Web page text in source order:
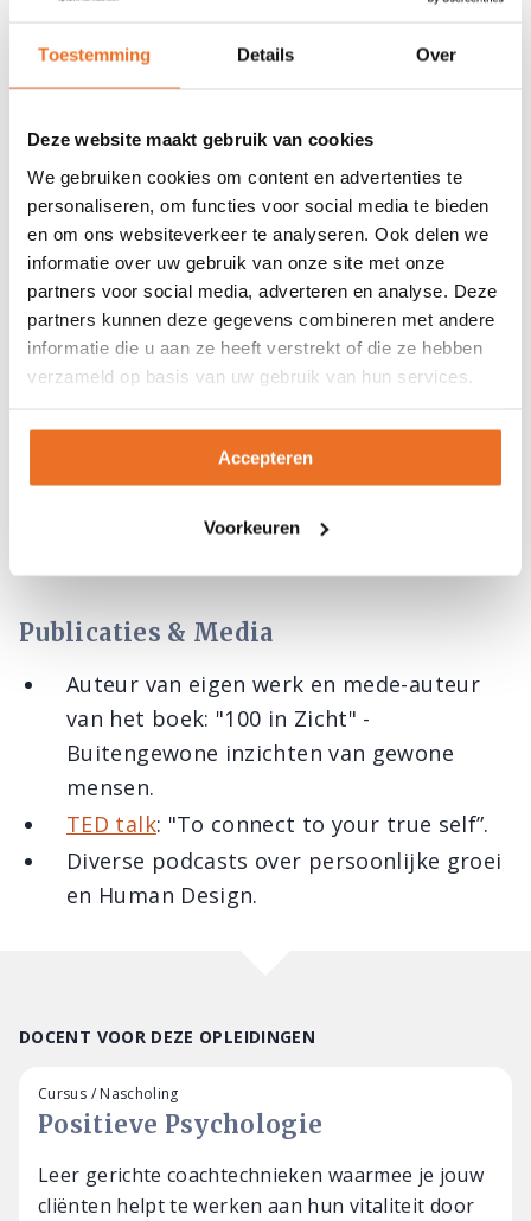
Toestemming Details Over
Deze website maakt gebruik van cookies
We gebruiken cookies om content en advertenties te
personaliseren, om functies voor social media te bieden
en om ons websiteverkeer te analyseren. Ook delen we
informatie over uw gebruik van onze site met onze
partners voor social media, adverteren en analyse. Deze
partners kunnen deze gegevens combineren met andere
informatie die u aan ze heeft verstrekt of die ze hebben
verzameld op basis van uw gebruik van hun services.
Accepteren
Voorkeuren
"Coachen met Positief Denken" uniek – het
gaat niet alleen om positieve gedachten,
maar om het inzetten daarvan, voor jouw
klanten én voor jezelf, om een leven en
business te hebben, die natuurlijk
voortvloeien uit wie je bent. Met mijn laptop
in mijn tas werk ik vanuit de mooiste plekken
op aarde: van Kaapstad tot Sydney, Bangkok
tot New York.
Daarnaast ben ik een verstokte
koffieliefhebber, lees minstens één boek per
week (favoriet blijft “Four Agreements" van
Don Miguel Ruiz), kan een 7,5t vrachtwagen
besturen, en vind in skiën mijn ultieme
Publicaties & Media
Auteur van eigen werk en mede-auteur
van het boek: "100 in Zicht" -
Buitengewone inzichten van gewone
mensen.
TED talk: "To connect to your true self”.
Diverse podcasts over persoonlijke groei
en Human Design.
DOCENT VOOR DEZE OPLEIDINGEN
Positieve Psychologie
Cursus / Nascholing
Leer gerichte coachtechnieken waarmee je jouw
cliënten helpt te werken aan hun vitaliteit door